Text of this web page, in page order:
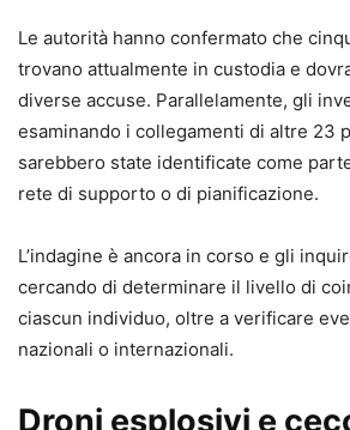
Le autorità hanno confermato che
trovano attualmente in custodia e
diverse accuse. Parallelamente, gli
esaminando i collegamenti di altre 23
sarebbero state identificate come
rete di supporto o di pianificazione.
L’indagine è ancora in corso e gli
cercando di determinare il livello di
ciascun individuo, oltre a verificare
nazionali o internazionali.
Droni esplosivi e